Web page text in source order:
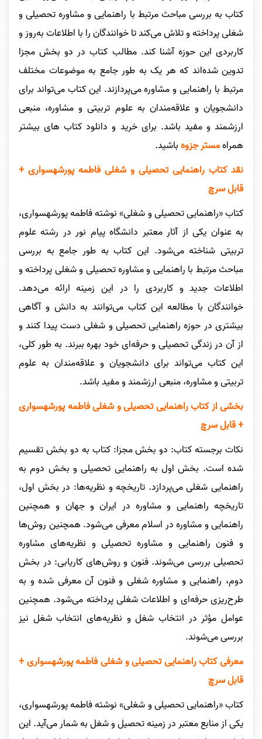
کتاب به بررسی مباحث مرتبط با راهنمایی و مشاوره تحصیلی و
شغلی پرداخته و تلاش می‌کند تا خوانندگان را با اطلاعات به‌روز و
کاربردی این حوزه آشنا کند. مطالب کتاب در دو بخش مجزا
تدوین شده‌اند که هر یک به طور جامع به موضوعات مختلف
مرتبط با راهنمایی و مشاوره می‌پردازند. این کتاب می‌تواند برای
دانشجویان و علاقه‌مندان به علوم تربیتی و مشاوره، منبعی
ارزشمند و مفید باشد. برای خرید و دانلود کتاب های بیشتر
همراهمستر جزوهباشید.
نقد کتاب راهنمایی تحصیلی و شغلی فاطمه پورشهسواری +
قابل سرچ
کتاب «راهنمایی تحصیلی و شغلی» نوشته فاطمه پورشهسواری،
به عنوان یکی از آثار معتبر دانشگاه پیام نور در رشته علوم
تربیتی شناخته می‌شود. این کتاب به طور جامع به بررسی
مباحث مرتبط با راهنمایی و مشاوره تحصیلی و شغلی پرداخته و
اطلاعات جدید و کاربردی را در این زمینه ارائه می‌دهد.
خوانندگان با مطالعه این کتاب می‌توانند به دانش و آگاهی
بیشتری در حوزه راهنمایی تحصیلی و شغلی دست پیدا کنند و
از آن در زندگی تحصیلی و حرفه‌ای خود بهره ببرند. به طور کلی،
این کتاب می‌تواند برای دانشجویان و علاقه‌مندان به علوم
تربیتی و مشاوره، منبعی ارزشمند و مفید باشد.
بخشی از کتابراهنمایی تحصیلی و شغلی فاطمه پورشهسواری
+ قابل سرچ
نکات برجسته کتاب: دو بخش مجزا: کتاب به دو بخش تقسیم
شده است. بخش اول به راهنمایی تحصیلی و بخش دوم به
راهنمایی شغلی می‌پردازد. تاریخچه و نظریه‌ها: در بخش اول،
تاریخچه راهنمایی و مشاوره در ایران و جهان و همچنین
راهنمایی و مشاوره در اسلام معرفی می‌شود. همچنین روش‌ها
و فنون راهنمایی و مشاوره تحصیلی و نظریه‌های مشاوره
تحصیلی بررسی می‌شوند. فنون و روش‌های کاریابی: در بخش
دوم، راهنمایی و مشاوره شغلی و فنون آن معرفی شده و به
طرح‌ریزی حرفه‌ای و اطلاعات شغلی پرداخته می‌شود. همچنین
عوامل مؤثر در انتخاب شغل و نظریه‌های انتخاب شغل نیز
بررسی می‌شوند.
معرفی کتابراهنمایی تحصیلی و شغلی فاطمه پورشهسواری +
قابل سرچ
کتاب «راهنمایی تحصیلی و شغلی» نوشته فاطمه پورشهسواری،
یکی از منابع معتبر در زمینه تحصیل و شغل به شمار می‌آید. این